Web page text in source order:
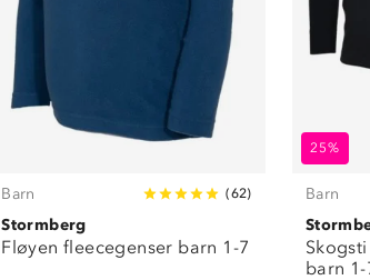
Barn (62)
Stormberg
Fløyen fleecegenser barn 1-7
25%
Barn
barn 1-